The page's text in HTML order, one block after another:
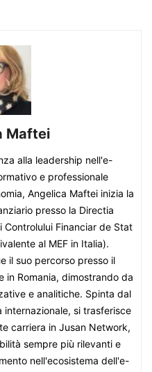
Maftei
alla leadership nell'e-
e professionale
Angelica Maftei inizia la
presso la Directia
Controlului Financiar de Stat
al MEF in Italia).
il suo percorso presso il
in Romania, dimostrando da
e analitiche. Spinta dal
internazionale, si trasferisce
carriera in Jusan Network,
sempre più rilevanti e
nell'ecosistema dell'e-